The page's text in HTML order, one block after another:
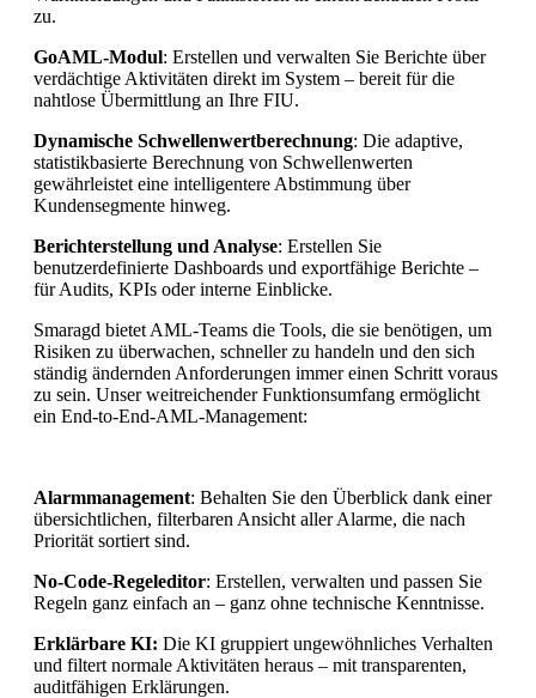
zu.
GoAML-Modul: Erstellen und verwalten Sie Berichte über
verdächtige Aktivitäten direkt im System – bereit für die
nahtlose Übermittlung an Ihre FIU.
Dynamische Schwellenwertberechnung: Die adaptive,
statistikbasierte Berechnung von Schwellenwerten
gewährleistet eine intelligentere Abstimmung über
Kundensegmente hinweg.
Berichterstellung und Analyse: Erstellen Sie
benutzerdefinierte Dashboards und exportfähige Berichte –
für Audits, KPIs oder interne Einblicke.
Smaragd bietet AML-Teams die Tools, die sie benötigen, um
Risiken zu überwachen, schneller zu handeln und den sich
ständig ändernden Anforderungen immer einen Schritt voraus
zu sein. Unser weitreichender Funktionsumfang ermöglicht
ein End-to-End-AML-Management:
Alarmmanagement: Behalten Sie den Überblick dank einer
übersichtlichen, filterbaren Ansicht aller Alarme, die nach
Priorität sortiert sind.
No-Code-Regeleditor: Erstellen, verwalten und passen Sie
Regeln ganz einfach an – ganz ohne technische Kenntnisse.
Erklärbare KI: Die KI gruppiert ungewöhnliches Verhalten
und filtert normale Aktivitäten heraus – mit transparenten,
auditfähigen Erklärungen.